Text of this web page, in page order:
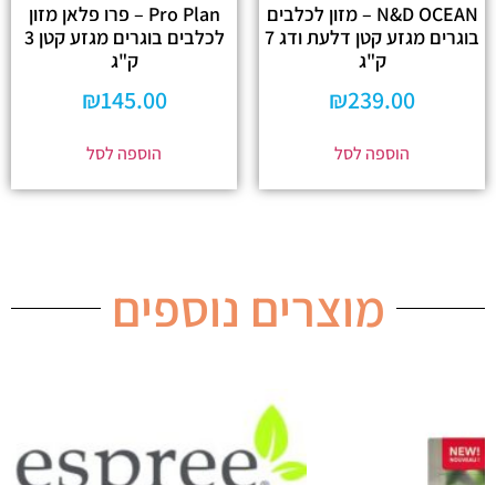
N&D OCEAN – מזון לכלבים
בוגרים מגזע קטן דלעת ודג 7
ק"ג
₪239.00
הוספה לסל
Pro Plan – פרו פלאן מזון
לכלבים בוגרים מגזע קטן 3
ק"ג
₪145.00
הוספה לסל
מוצרים נוספים